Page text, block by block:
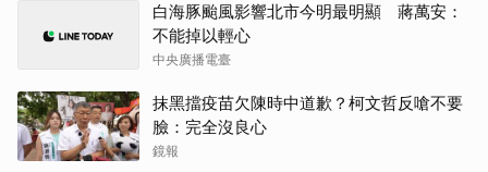
白海豚颱風影響北市今明最明顯 蔣萬安：
不能掉以輕心
中央廣播電臺
抹黑擋疫苗欠陳時中道歉？柯文哲反嗆不要
臉：完全沒良心
鏡報